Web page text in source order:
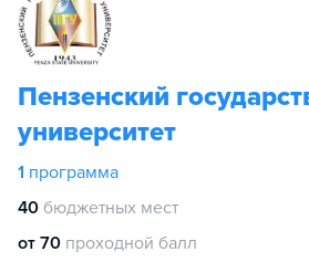
Пензенский
университет
1 программа
40 бюджетных мест
от 70 проходной балл